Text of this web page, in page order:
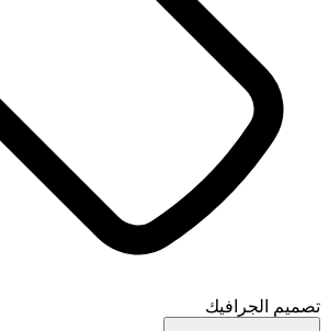
تصميم الجرافيك